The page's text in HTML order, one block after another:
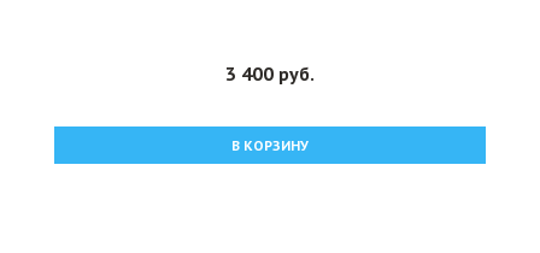
3 400 руб.
В КОРЗИНУ